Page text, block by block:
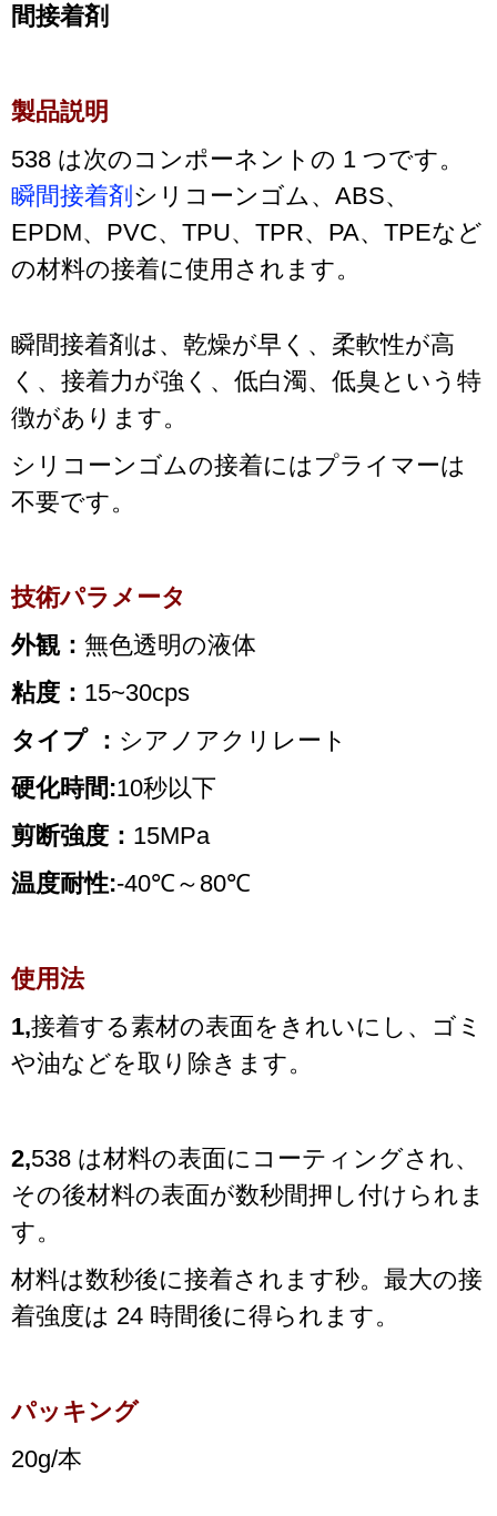
間接着剤
製品説明
538 は次のコンポーネントの 1 つです。
瞬間接着剤 シリコーンゴム、ABS、
EPDM、PVC、TPU、TPR、PA、TPEなど
の材料の接着に使用されます。
瞬間接着剤は、乾燥が早く、柔軟性が高
く、接着力が強く、低白濁、低臭という特
徴があります。
シリコーンゴムの接着にはプライマーは
不要です。
技術パラメータ
外観： 無色透明の液体
粘度： 15~30cps
タイプ ： シアノアクリレート
硬化時間:10秒以下
剪断強度： 15MPa
温度耐性:-40℃～80℃
使用法
1,接着する素材の表面をきれいにし、ゴミ
や油などを取り除きます。
2,538 は材料の表面にコーティングされ、
その後材料の表面が数秒間押し付けられま
す。
材料は数秒後に接着されます秒。 最大の接
着強度は 24 時間後に得られます。
パッキング
20g/本